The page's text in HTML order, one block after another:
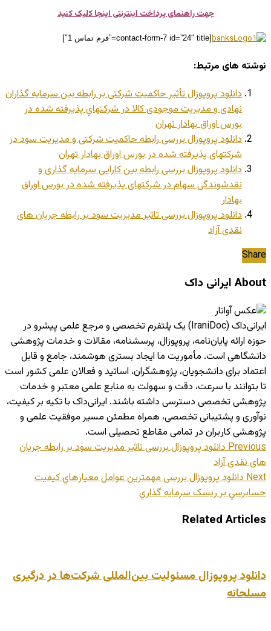
جهت راهنمای پرداخت اینترنتی اینجا کلیک کنید
[contact-form-7 id=”24″ title=”فرم تماس 1″]
نوشته های مرتبط:
دانلود پروپوزال تأثیر حاکمیت شرکتی بر رابطه بین سرمایه گذاران
نهادی و مدیریت موجودی کالا در شرکتهاي پذیرفته شده در
بورس اوراق بهادار تهران
دانلود پروپوزال بررسی رابطه حاکمیت شرکتی و مدیریت سود در
شرکتهای پذیرفته شده در بورس اوراق بهادار تهران
دانلود پروپوزال بررسی رابطه بین کارایی سرمایه گذاری و
نقدشوندگی سهام در شرکتهای پذیرفته شده در بورس اوراق
بهادار
دانلود پروپوزال بررسی تاثیر مدیریت سود بر رابطه جریان های
نقدی آزاد
Share
About ایرانی داک
ایرانی‌داک (IraniDoc) یک پلتفرم تخصصی و مرجع علمی پیشرو در
حوزه ارائه پایان‌نامه، پروپوزال، پرسشنامه، مقالات و خدمات پژوهشی
دانشگاهی است. مأموریت ما ایجاد بستری هوشمند، جامع و قابل
اعتماد برای دانشجویان، پژوهشگران، اساتید و فعالان علمی کشور است
تا بتوانند با سرعت، دقت و سهولت به منابع علمی معتبر و خدمات
پژوهشی تخصصی دسترسی داشته باشند. ایرانی‌داک با تکیه بر کیفیت،
نوآوری و پشتیبانی تخصصی، همراه مطمئن مسیر موفقیت علمی و
پژوهشی کاربران در تمامی مقاطع تحصیلی است.
Previousدانلود پروپوزال بررسی تاثیر مدیریت سود بر رابطه جریان
های نقدی آزاد
Nextدانلود پروپوزال بررسی مهمترین عوامل معيارهاي کيفيت
حسابرسي بر ريسک سرمايه گذاري
Related Articles
دانلود پروپوزال مسئولیت بین‌المللی شرکت‌ها در درگیری
مسلحانه